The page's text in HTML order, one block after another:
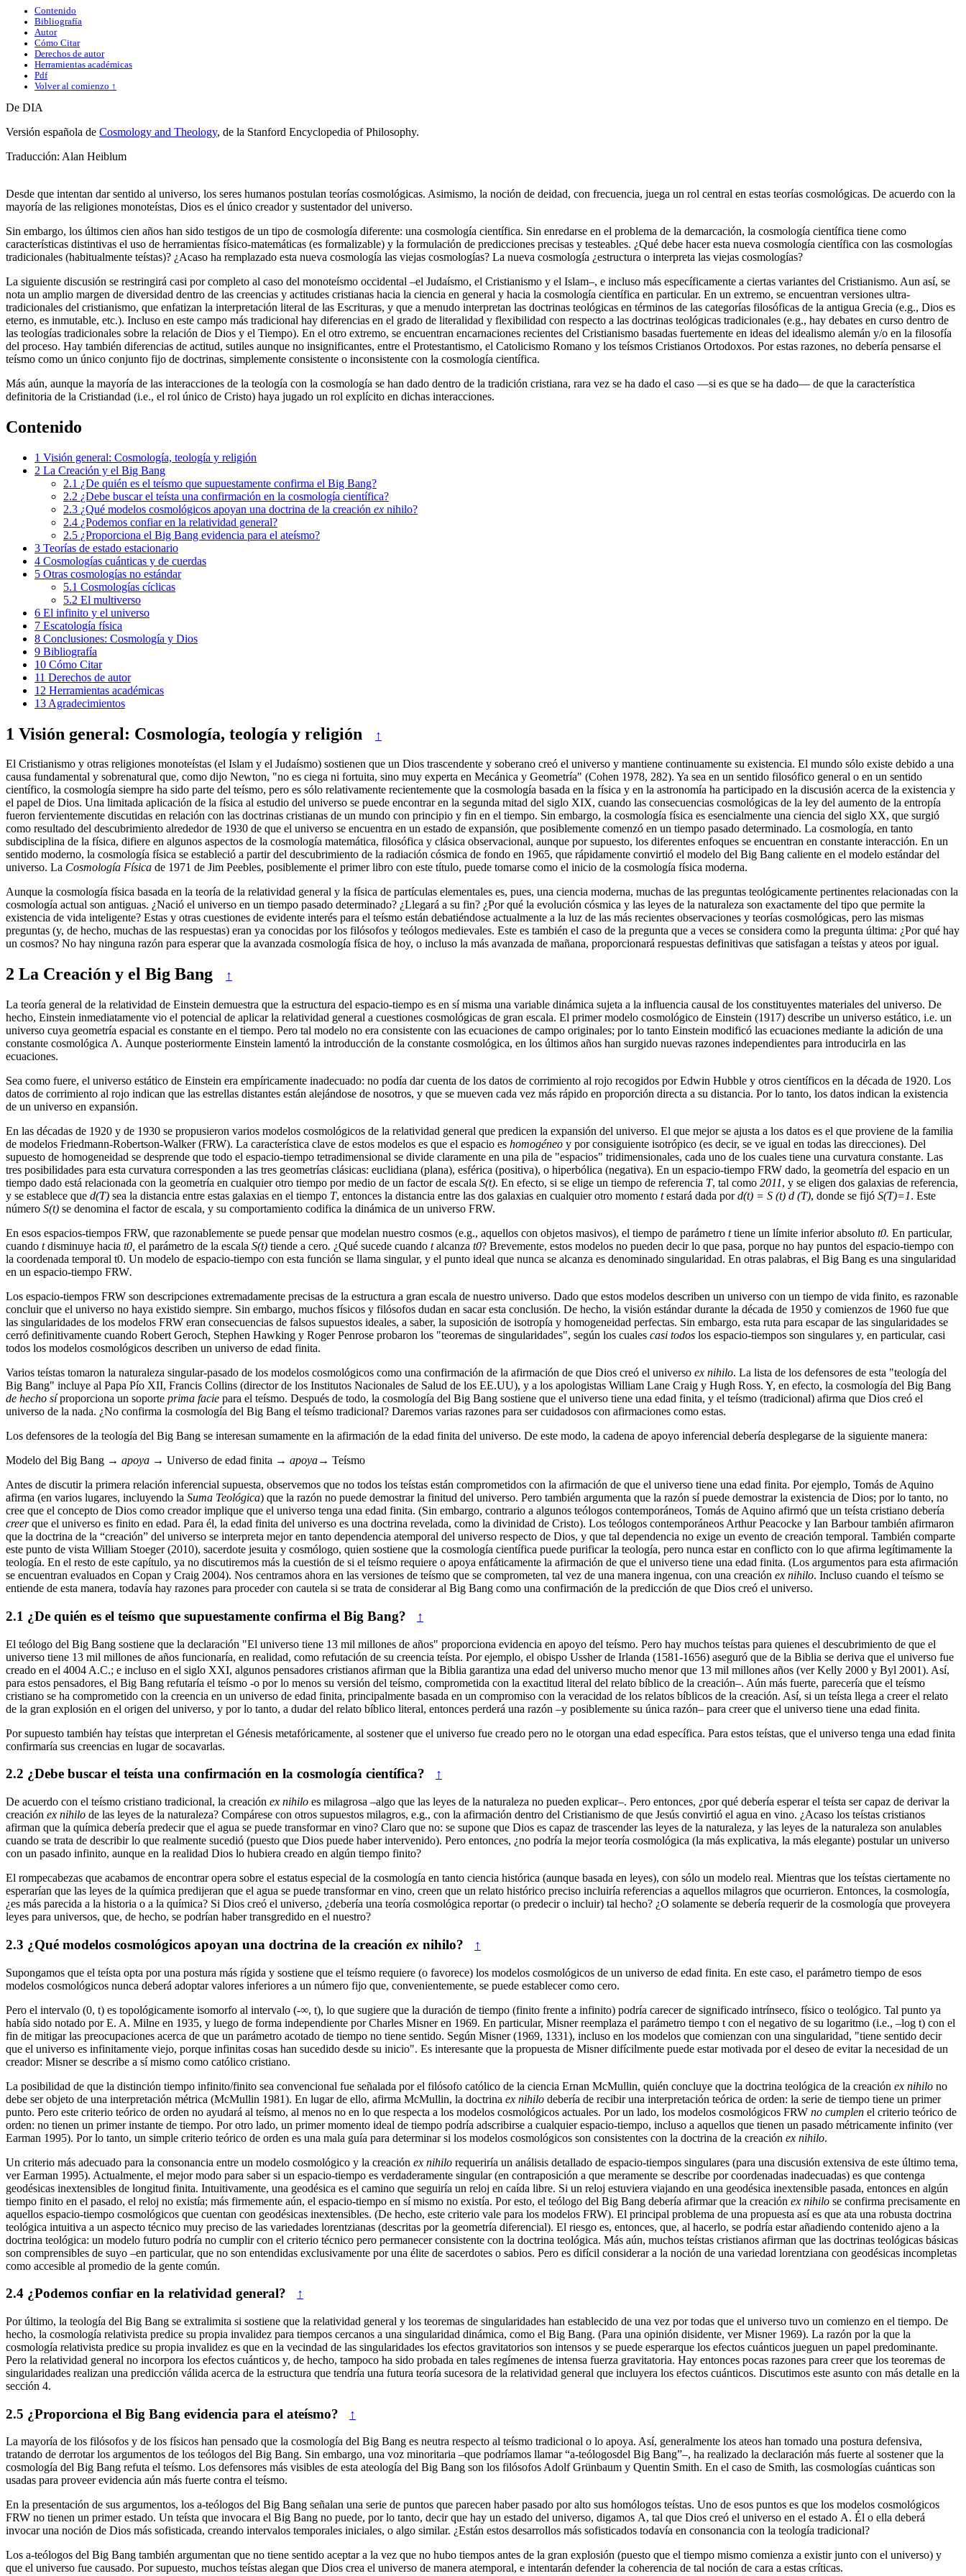
Contenido
Bibliografía
Autor
Cómo Citar
Derechos de autor
Herramientas académicas
Pdf
Volver al comienzo ↑
De DIA
Versión española de Cosmology and Theology, de la Stanford Encyclopedia of Philosophy.
Traducción: Alan Heiblum
Desde que intentan dar sentido al universo, los seres humanos postulan teorías cosmológicas. Asimismo, la noción de deidad, con frecuencia, juega un rol central en estas teorías cosmológicas. De acuerdo con la
mayoría de las religiones monoteístas, Dios es el único creador y sustentador del universo.
Sin embargo, los últimos cien años han sido testigos de un tipo de cosmología diferente: una cosmología científica. Sin enredarse en el problema de la demarcación, la cosmología científica tiene como
características distintivas el uso de herramientas físico-matemáticas (es formalizable) y la formulación de predicciones precisas y testeables. ¿Qué debe hacer esta nueva cosmología científica con las cosmologías
tradicionales (habitualmente teístas)? ¿Acaso ha remplazado esta nueva cosmología las viejas cosmologías? La nueva cosmología ¿estructura o interpreta las viejas cosmologías?
La siguiente discusión se restringirá casi por completo al caso del monoteísmo occidental –el Judaísmo, el Cristianismo y el Islam–, e incluso más específicamente a ciertas variantes del Cristianismo. Aun así, se
nota un amplio margen de diversidad dentro de las creencias y actitudes cristianas hacia la ciencia en general y hacia la cosmología científica en particular. En un extremo, se encuentran versiones ultra-
tradicionales del cristianismo, que enfatizan la interpretación literal de las Escrituras, y que a menudo interpretan las doctrinas teológicas en términos de las categorías filosóficas de la antigua Grecia (e.g., Dios es
eterno, es inmutable, etc.). Incluso en este campo más tradicional hay diferencias en el grado de literalidad y flexibilidad con respecto a las doctrinas teológicas tradicionales (e.g., hay debates en curso dentro de
las teologías tradicionales sobre la relación de Dios y el Tiempo). En el otro extremo, se encuentran encarnaciones recientes del Cristianismo basadas fuertemente en ideas del idealismo alemán y/o en la filosofía
del proceso. Hay también diferencias de actitud, sutiles aunque no insignificantes, entre el Protestantismo, el Catolicismo Romano y los teísmos Cristianos Ortodoxos. Por estas razones, no debería pensarse el
teísmo como un único conjunto fijo de doctrinas, simplemente consistente o inconsistente con la cosmología científica.
Más aún, aunque la mayoría de las interacciones de la teología con la cosmología se han dado dentro de la tradición cristiana, rara vez se ha dado el caso —si es que se ha dado— de que la característica
definitoria de la Cristiandad (i.e., el rol único de Cristo) haya jugado un rol explícito en dichas interacciones.
Contenido
1 Visión general: Cosmología, teología y religión
2 La Creación y el Big Bang
2.1 ¿De quién es el teísmo que supuestamente confirma el Big Bang?
2.2 ¿Debe buscar el teísta una confirmación en la cosmología científica?
2.3 ¿Qué modelos cosmológicos apoyan una doctrina de la creación ex nihilo?
2.4 ¿Podemos confiar en la relatividad general?
2.5 ¿Proporciona el Big Bang evidencia para el ateísmo?
3 Teorías de estado estacionario
4 Cosmologías cuánticas y de cuerdas
5 Otras cosmologías no estándar
5.1 Cosmologías cíclicas
5.2 El multiverso
6 El infinito y el universo
7 Escatología física
8 Conclusiones: Cosmología y Dios
9 Bibliografía
10 Cómo Citar
11 Derechos de autor
12 Herramientas académicas
13 Agradecimientos
1 Visión general: Cosmología, teología y religión ↑
El Cristianismo y otras religiones monoteístas (el Islam y el Judaísmo) sostienen que un Dios trascendente y soberano creó el universo y mantiene continuamente su existencia. El mundo sólo existe debido a una
causa fundamental y sobrenatural que, como dijo Newton, "no es ciega ni fortuita, sino muy experta en Mecánica y Geometría" (Cohen 1978, 282). Ya sea en un sentido filosófico general o en un sentido
científico, la cosmología siempre ha sido parte del teísmo, pero es sólo relativamente recientemente que la cosmología basada en la física y en la astronomía ha participado en la discusión acerca de la existencia y
el papel de Dios. Una limitada aplicación de la física al estudio del universo se puede encontrar en la segunda mitad del siglo XIX, cuando las consecuencias cosmológicas de la ley del aumento de la entropía
fueron fervientemente discutidas en relación con las doctrinas cristianas de un mundo con principio y fin en el tiempo. Sin embargo, la cosmología física es esencialmente una ciencia del siglo XX, que surgió
como resultado del descubrimiento alrededor de 1930 de que el universo se encuentra en un estado de expansión, que posiblemente comenzó en un tiempo pasado determinado. La cosmología, en tanto
subdisciplina de la física, difiere en algunos aspectos de la cosmología matemática, filosófica y clásica observacional, aunque por supuesto, los diferentes enfoques se encuentran en constante interacción. En un
sentido moderno, la cosmología física se estableció a partir del descubrimiento de la radiación cósmica de fondo en 1965, que rápidamente convirtió el modelo del Big Bang caliente en el modelo estándar del
universo. La Cosmología Física de 1971 de Jim Peebles, posiblemente el primer libro con este título, puede tomarse como el inicio de la cosmología física moderna.
Aunque la cosmología física basada en la teoría de la relatividad general y la física de partículas elementales es, pues, una ciencia moderna, muchas de las preguntas teológicamente pertinentes relacionadas con la
cosmología actual son antiguas. ¿Nació el universo en un tiempo pasado determinado? ¿Llegará a su fin? ¿Por qué la evolución cósmica y las leyes de la naturaleza son exactamente del tipo que permite la
existencia de vida inteligente? Estas y otras cuestiones de evidente interés para el teísmo están debatiéndose actualmente a la luz de las más recientes observaciones y teorías cosmológicas, pero las mismas
preguntas (y, de hecho, muchas de las respuestas) eran ya conocidas por los filósofos y teólogos medievales. Este es también el caso de la pregunta que a veces se considera como la pregunta última: ¿Por qué hay
un cosmos? No hay ninguna razón para esperar que la avanzada cosmología física de hoy, o incluso la más avanzada de mañana, proporcionará respuestas definitivas que satisfagan a teístas y ateos por igual.
2 La Creación y el Big Bang ↑
La teoría general de la relatividad de Einstein demuestra que la estructura del espacio-tiempo es en sí misma una variable dinámica sujeta a la influencia causal de los constituyentes materiales del universo. De
hecho, Einstein inmediatamente vio el potencial de aplicar la relatividad general a cuestiones cosmológicas de gran escala. El primer modelo cosmológico de Einstein (1917) describe un universo estático, i.e. un
universo cuya geometría espacial es constante en el tiempo. Pero tal modelo no era consistente con las ecuaciones de campo originales; por lo tanto Einstein modificó las ecuaciones mediante la adición de una
constante cosmológica Λ. Aunque posteriormente Einstein lamentó la introducción de la constante cosmológica, en los últimos años han surgido nuevas razones independientes para introducirla en las
ecuaciones.
Sea como fuere, el universo estático de Einstein era empíricamente inadecuado: no podía dar cuenta de los datos de corrimiento al rojo recogidos por Edwin Hubble y otros científicos en la década de 1920. Los
datos de corrimiento al rojo indican que las estrellas distantes están alejándose de nosotros, y que se mueven cada vez más rápido en proporción directa a su distancia. Por lo tanto, los datos indican la existencia
de un universo en expansión.
En las décadas de 1920 y de 1930 se propusieron varios modelos cosmológicos de la relatividad general que predicen la expansión del universo. El que mejor se ajusta a los datos es el que proviene de la familia
de modelos Friedmann-Robertson-Walker (FRW). La característica clave de estos modelos es que el espacio es homogéneo y por consiguiente isotrópico (es decir, se ve igual en todas las direcciones). Del
supuesto de homogeneidad se desprende que todo el espacio-tiempo tetradimensional se divide claramente en una pila de "espacios" tridimensionales, cada uno de los cuales tiene una curvatura constante. Las
tres posibilidades para esta curvatura corresponden a las tres geometrías clásicas: euclidiana (plana), esférica (positiva), o hiperbólica (negativa). En un espacio-tiempo FRW dado, la geometría del espacio en un
tiempo dado está relacionada con la geometría en cualquier otro tiempo por medio de un factor de escala S(t). En efecto, si se elige un tiempo de referencia T, tal como 2011, y se eligen dos galaxias de referencia,
y se establece que d(T) sea la distancia entre estas galaxias en el tiempo T, entonces la distancia entre las dos galaxias en cualquier otro momento testará dada pord(t) = S (t) d (T), donde se fijó S(T)=1. Este
número S(t) se denomina el factor de escala, y su comportamiento codifica la dinámica de un universo FRW.
En esos espacios-tiempos FRW, que razonablemente se puede pensar que modelan nuestro cosmos (e.g., aquellos con objetos masivos), el tiempo de parámetro ttiene un límite inferior absoluto t0. En particular,
cuando tdisminuye hacia t0, el parámetro de la escala S(t) tiende a cero. ¿Qué sucede cuando talcanza t0? Brevemente, estos modelos no pueden decir lo que pasa, porque no hay puntos del espacio-tiempo con
la coordenada temporal t0. Un modelo de espacio-tiempo con esta función se llama singular, y el punto ideal que nunca se alcanza es denominado singularidad. En otras palabras, el Big Bang es una singularidad
en un espacio-tiempo FRW.
Los espacio-tiempos FRW son descripciones extremadamente precisas de la estructura a gran escala de nuestro universo. Dado que estos modelos describen un universo con un tiempo de vida finito, es razonable
concluir que el universo no haya existido siempre. Sin embargo, muchos físicos y filósofos dudan en sacar esta conclusión. De hecho, la visión estándar durante la década de 1950 y comienzos de 1960 fue que
las singularidades de los modelos FRW eran consecuencias de falsos supuestos ideales, a saber, la suposición de isotropía y homogeneidad perfectas. Sin embargo, esta ruta para escapar de las singularidades se
cerró definitivamente cuando Robert Geroch, Stephen Hawking y Roger Penrose probaron los "teoremas de singularidades", según los cuales casi todos los espacio-tiempos son singulares y, en particular, casi
todos los modelos cosmológicos describen un universo de edad finita.
Varios teístas tomaron la naturaleza singular-pasado de los modelos cosmológicos como una confirmación de la afirmación de que Dios creó el universo ex nihilo. La lista de los defensores de esta "teología del
Big Bang" incluye al Papa Pío XII, Francis Collins (director de los Institutos Nacionales de Salud de los EE.UU), y a los apologistas William Lane Craig y Hugh Ross. Y, en efecto, la cosmología del Big Bang
de hecho síproporciona un soporte prima facie para el teísmo. Después de todo, la cosmología del Big Bang sostiene que el universo tiene una edad finita, y el teísmo (tradicional) afirma que Dios creó el
universo de la nada. ¿No confirma la cosmología del Big Bang el teísmo tradicional? Daremos varias razones para ser cuidadosos con afirmaciones como estas.
Los defensores de la teología del Big Bang se interesan sumamente en la afirmación de la edad finita del universo. De este modo, la cadena de apoyo inferencial debería desplegarse de la siguiente manera:
Modelo del Big Bang → apoya → Universo de edad finita → apoya→ Teísmo
Antes de discutir la primera relación inferencial supuesta, observemos que no todos los teístas están comprometidos con la afirmación de que el universo tiene una edad finita. Por ejemplo, Tomás de Aquino
afirma (en varios lugares, incluyendo la Suma Teológica) que la razón no puede demostrar la finitud del universo. Pero también argumenta que la razón sí puede demostrar la existencia de Dios; por lo tanto, no
cree que el concepto de Dios como creador implique que el universo tenga una edad finita. (Sin embargo, contrario a algunos teólogos contemporáneos, Tomás de Aquino afirmó que un teísta cristiano debería
creerque el universo es finito en edad. Para él, la edad finita del universo es una doctrina revelada, como la divinidad de Cristo). Los teólogos contemporáneos Arthur Peacocke y Ian Barbour también afirmaron
que la doctrina de la “creación” del universo se interpreta mejor en tanto dependencia atemporal del universo respecto de Dios, y que tal dependencia no exige un evento de creación temporal. También comparte
este punto de vista William Stoeger (2010), sacerdote jesuita y cosmólogo, quien sostiene que la cosmología científica puede purificar la teología, pero nunca estar en conflicto con lo que afirma legítimamente la
teología. En el resto de este capítulo, ya no discutiremos más la cuestión de si el teísmo requiere o apoya enfáticamente la afirmación de que el universo tiene una edad finita. (Los argumentos para esta afirmación
se encuentran evaluados en Copan y Craig 2004). Nos centramos ahora en las versiones de teísmo que se comprometen, tal vez de una manera ingenua, con una creación ex nihilo. Incluso cuando el teísmo se
entiende de esta manera, todavía hay razones para proceder con cautela si se trata de considerar al Big Bang como una confirmación de la predicción de que Dios creó el universo.
2.1 ¿De quién es el teísmo que supuestamente confirma el Big Bang? ↑
El teólogo del Big Bang sostiene que la declaración "El universo tiene 13 mil millones de años" proporciona evidencia en apoyo del teísmo. Pero hay muchos teístas para quienes el descubrimiento de que el
universo tiene 13 mil millones de años funcionaría, en realidad, como refutación de su creencia teísta. Por ejemplo, el obispo Ussher de Irlanda (1581-1656) aseguró que de la Biblia se deriva que el universo fue
creado en el 4004 A.C.; e incluso en el siglo XXI, algunos pensadores cristianos afirman que la Biblia garantiza una edad del universo mucho menor que 13 mil millones años (ver Kelly 2000 y Byl 2001). Así,
para estos pensadores, el Big Bang refutaría el teísmo -o por lo menos su versión del teísmo, comprometida con la exactitud literal del relato bíblico de la creación–. Aún más fuerte, parecería que el teísmo
cristiano se ha comprometido con la creencia en un universo de edad finita, principalmente basada en un compromiso con la veracidad de los relatos bíblicos de la creación. Así, si un teísta llega a creer el relato
de la gran explosión en el origen del universo, y por lo tanto, a dudar del relato bíblico literal, entonces perderá una razón –y posiblemente su única razón– para creer que el universo tiene una edad finita.
Por supuesto también hay teístas que interpretan el Génesis metafóricamente, al sostener que el universo fue creado pero no le otorgan una edad específica. Para estos teístas, que el universo tenga una edad finita
confirmaría sus creencias en lugar de socavarlas.
2.2 ¿Debe buscar el teísta una confirmación en la cosmología científica? ↑
De acuerdo con el teísmo cristiano tradicional, la creación ex nihilo es milagrosa –algo que las leyes de la naturaleza no pueden explicar–. Pero entonces, ¿por qué debería esperar el teísta ser capaz de derivar la
creación ex nihilo de las leyes de la naturaleza? Compárese con otros supuestos milagros, e.g., con la afirmación dentro del Cristianismo de que Jesús convirtió el agua en vino. ¿Acaso los teístas cristianos
afirman que la química debería predecir que el agua se puede transformar en vino? Claro que no: se supone que Dios es capaz de trascender las leyes de la naturaleza, y las leyes de la naturaleza son anulables
cuando se trata de describir lo que realmente sucedió (puesto que Dios puede haber intervenido). Pero entonces, ¿no podría la mejor teoría cosmológica (la más explicativa, la más elegante) postular un universo
con un pasado infinito, aunque en la realidad Dios lo hubiera creado en algún tiempo finito?
El rompecabezas que acabamos de encontrar opera sobre el estatus especial de la cosmología en tanto ciencia histórica (aunque basada en leyes), con sólo un modelo real. Mientras que los teístas ciertamente no
esperarían que las leyes de la química predijeran que el agua se puede transformar en vino, creen que un relato histórico preciso incluiría referencias a aquellos milagros que ocurrieron. Entonces, la cosmología,
¿es más parecida a la historia o a la química? Si Dios creó el universo, ¿debería una teoría cosmológica reportar (o predecir o incluir) tal hecho? ¿O solamente se debería requerir de la cosmología que proveyera
leyes para universos, que, de hecho, se podrían haber transgredido en el nuestro?
2.3 ¿Qué modelos cosmológicos apoyan una doctrina de la creación ex nihilo? ↑
Supongamos que el teísta opta por una postura más rígida y sostiene que el teísmo requiere (o favorece) los modelos cosmológicos de un universo de edad finita. En este caso, el parámetro tiempo de esos
modelos cosmológicos nunca deberá adoptar valores inferiores a un número fijo que, convenientemente, se puede establecer como cero.
Pero el intervalo (0, t) es topológicamente isomorfo al intervalo (-∞, t), lo que sugiere que la duración de tiempo (finito frente a infinito) podría carecer de significado intrínseco, físico o teológico. Tal punto ya
había sido notado por E. A. Milne en 1935, y luego de forma independiente por Charles Misner en 1969. En particular, Misner reemplaza el parámetro tiempo t con el negativo de su logaritmo (i.e., –log t) con el
fin de mitigar las preocupaciones acerca de que un parámetro acotado de tiempo no tiene sentido. Según Misner (1969, 1331), incluso en los modelos que comienzan con una singularidad, "tiene sentido decir
que el universo es infinitamente viejo, porque infinitas cosas han sucedido desde su inicio". Es interesante que la propuesta de Misner difícilmente puede estar motivada por el deseo de evitar la necesidad de un
creador: Misner se describe a sí mismo como católico cristiano.
La posibilidad de que la distinción tiempo infinito/finito sea convencional fue señalada por el filósofo católico de la ciencia Ernan McMullin, quién concluye que la doctrina teológica de la creación ex nihilo no
debe ser objeto de una interpretación métrica (McMullin 1981). En lugar de ello, afirma McMullin, la doctrina ex nihilo debería de recibir una interpretación teórica de orden: la serie de tiempo tiene un primer
punto. Pero este criterio teórico de orden no ayudará al teísmo, al menos no en lo que respecta a los modelos cosmológicos actuales. Por un lado, los modelos cosmológicos FRW no cumplen el criterio teórico de
orden: no tienen un primer instante de tiempo. Por otro lado, un primer momento ideal de tiempo podría adscribirse a cualquier espacio-tiempo, incluso a aquellos que tienen un pasado métricamente infinito (ver
Earman 1995). Por lo tanto, un simple criterio teórico de orden es una mala guía para determinar si los modelos cosmológicos son consistentes con la doctrina de la creación ex nihilo.
Un criterio más adecuado para la consonancia entre un modelo cosmológico y la creación ex nihilo requeriría un análisis detallado de espacio-tiempos singulares (para una discusión extensiva de este último tema,
ver Earman 1995). Actualmente, el mejor modo para saber si un espacio-tiempo es verdaderamente singular (en contraposición a que meramente se describe por coordenadas inadecuadas) es que contenga
geodésicas inextensibles de longitud finita. Intuitivamente, una geodésica es el camino que seguiría un reloj en caída libre. Si un reloj estuviera viajando en una geodésica inextensible pasada, entonces en algún
tiempo finito en el pasado, el reloj no existía; más firmemente aún, el espacio-tiempo en sí mismo no existía. Por esto, el teólogo del Big Bang debería afirmar que la creación ex nihilo se confirma precisamente en
aquellos espacio-tiempo cosmológicos que cuentan con geodésicas inextensibles. (De hecho, este criterio vale para los modelos FRW). El principal problema de una propuesta así es que ata una robusta doctrina
teológica intuitiva a un aspecto técnico muy preciso de las variedades lorentzianas (descritas por la geometría diferencial). El riesgo es, entonces, que, al hacerlo, se podría estar añadiendo contenido ajeno a la
doctrina teológica: un modelo futuro podría no cumplir con el criterio técnico pero permanecer consistente con la doctrina teológica. Más aún, muchos teístas cristianos afirman que las doctrinas teológicas básicas
son comprensibles de suyo –en particular, que no son entendidas exclusivamente por una élite de sacerdotes o sabios. Pero es difícil considerar a la noción de una variedad lorentziana con geodésicas incompletas
como accesible al promedio de la gente común.
2.4 ¿Podemos confiar en la relatividad general? ↑
Por último, la teología del Big Bang se extralimita si sostiene que la relatividad general y los teoremas de singularidades han establecido de una vez por todas que el universo tuvo un comienzo en el tiempo. De
hecho, la cosmología relativista predice su propia invalidez para tiempos cercanos a una singularidad dinámica, como el Big Bang. (Para una opinión disidente, ver Misner 1969). La razón por la que la
cosmología relativista predice su propia invalidez es que en la vecindad de las singularidades los efectos gravitatorios son intensos y se puede esperarque los efectos cuánticos jueguen un papel predominante.
Pero la relatividad general no incorpora los efectos cuánticos y, de hecho, tampoco ha sido probada en tales regímenes de intensa fuerza gravitatoria. Hay entonces pocas razones para creer que los teoremas de
singularidades realizan una predicción válida acerca de la estructura que tendría una futura teoría sucesora de la relatividad general que incluyera los efectos cuánticos. Discutimos este asunto con más detalle en la
sección 4.
2.5 ¿Proporciona el Big Bang evidencia para el ateísmo? ↑
La mayoría de los filósofos y de los físicos han pensado que la cosmología del Big Bang es neutra respecto al teísmo tradicional o lo apoya. Así, generalmente los ateos han tomado una postura defensiva,
tratando de derrotar los argumentos de los teólogos del Big Bang. Sin embargo, una voz minoritaria –que podríamos llamar “a-teólogosdel Big Bang”–, ha realizado la declaración más fuerte al sostener que la
cosmología del Big Bang refuta el teísmo. Los defensores más visibles de esta ateología del Big Bang son los filósofos Adolf Grünbaum y Quentin Smith. En el caso de Smith, las cosmologías cuánticas son
usadas para proveer evidencia aún más fuerte contra el teísmo.
En la presentación de sus argumentos, los a-teólogos del Big Bang señalan una serie de puntos que parecen haber pasado por alto sus homólogos teístas. Uno de esos puntos es que los modelos cosmológicos
FRW no tienen un primer estado. Un teísta que invocara el Big Bang no puede, por lo tanto, decir que hay un estado del universo, digamos Α, tal que Dios creó el universo en el estado Α. Él o ella deberá
invocar una noción de Dios más sofisticada, creando intervalos temporales iniciales, o algo similar. ¿Están estos desarrollos más sofisticados todavía en consonancia con la teología tradicional?
Los a-teólogos del Big Bang también argumentan que no tiene sentido aceptar a la vez que no hubo tiempos antes de la gran explosión (puesto que el tiempo mismo comienza a existir junto con el universo) y
que el universo fue causado. Por supuesto, muchos teístas alegan que Dios crea el universo de manera atemporal, e intentarán defender la coherencia de tal noción de cara a estas críticas.